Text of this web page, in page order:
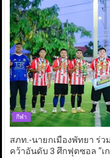
กีฬา
สภท.-นายกเมืองพัทยา ร่
คว้าอันดับ 3 ศึกฟุตซอล “เ